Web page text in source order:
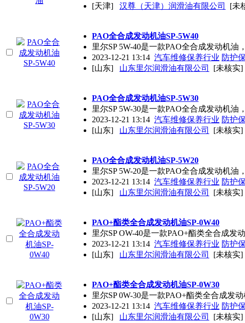
[天津]
汉尊（天津）润滑油有限公司 [未
PAO全合成发动机油SP-5W40
里尔SP 5W-40是一款PAO全合成发动机
2023-12-21 13:14 汽车维修保养行业 防护
[山东]
山东里尔润滑油有限公司 [未核实]
PAO全合成发动机油SP-5W30
里尔SP 5W-30是一款PAO全合成发动机
2023-12-21 13:14 汽车维修保养行业 防护
[山东]
山东里尔润滑油有限公司 [未核实]
PAO全合成发动机油SP-5W20
里尔SP 5W-20是一款PAO全合成发动机
2023-12-21 13:14 汽车维修保养行业 防护
[山东]
山东里尔润滑油有限公司 [未核实]
PAO+酯类全合成发动机油SP-0W40
里尔SP OW-40是一款PAO+酯类全合成
2023-12-21 13:14 汽车维修保养行业 防护
[山东]
山东里尔润滑油有限公司 [未核实]
PAO+酯类全合成发动机油SP-0W30
里尔SP 0W-30是一款PAO+酯类全合成发
2023-12-21 13:14 汽车维修保养行业 防护
[山东]
山东里尔润滑油有限公司 [未核实]